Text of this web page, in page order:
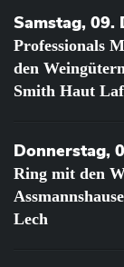
Samstag, 09.
Professionals
den
Smith Haut
Donnerstag,
Ring mit den
Lech